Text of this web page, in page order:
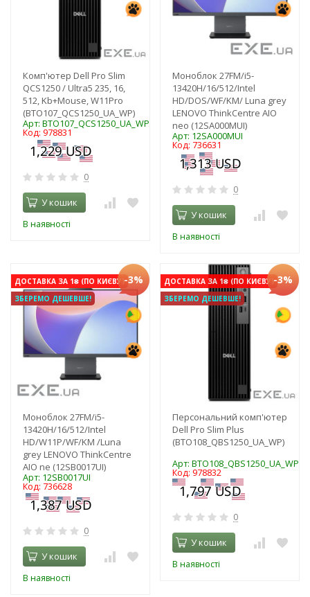
Комп'ютер Dell Pro Slim
QCS1250 / Ultra5 235, 16,
512, Kb+Mouse, W11Pro
(BTO107_QCS1250_UA_WP)
Арт: BTO107_QCS1250_UA_WP
Код: 978831
0
У кошик
В наявності
Моноблок 27FM/i5-
13420H/16/512/Intel
HD/DOS/WF/KM/ Luna grey
LENOVO ThinkCentre AIO
neo (12SA000MUI)
Арт: 12SA000MUI
Код: 736631
0
У кошик
В наявності
ДОСТАВКА ЗА 1₴ (ПО КИЄВУ)
ЗБЕРЕМО ДЕШЕВШЕ!
-3%
Моноблок 27FM/i5-
13420H/16/512/Intel
HD/W11P/WF/KM /Luna
grey LENOVO ThinkCentre
AIO ne (12SB0017UI)
Арт: 12SB0017UI
Код: 736628
0
У кошик
В наявності
ДОСТАВКА ЗА 1₴ (ПО КИЄВУ)
ЗБЕРЕМО ДЕШЕВШЕ!
-3%
Персональний комп'ютер
Dell Pro Slim Plus
(BTO108_QBS1250_UA_WP)
Арт: BTO108_QBS1250_UA_WP
Код: 978832
0
У кошик
В наявності